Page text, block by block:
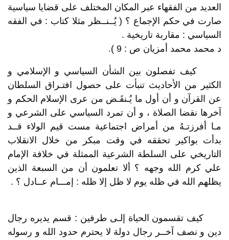
العديد من الفقهاء عبر المكان المختلف على قضايا سياسية
صارت في حكم الإجماع ؟ ( يُــنــظر مثلا كتاب : في الفقه
السياسي : مقاربة تاريخية .
د محمد محمد أمزيان ص : 9 ).
كيف تفصلون بين الشأن السياسي و الإسلامي و
الكثير من الأحاديث تنبأت على حصول افتـراق السلطان
عن القرآن و أن أول ما يُـنقَـض من عرى الإسلام الحكم و
آخرها نقضا الصلاة ، و أن تمرد السياسي على الشرعي و
مـا أفرزتـهُ من أمراض اجتماعية مست قيم الولاء قــد
بدأت بواكير تحققه في وقت مبكر من خلال الانقلاب
التاريخي على السلطة الشرعية الممثلة في خلافة الإمام
علي كرم الله وجهه ؟ ألا تعلمون أن من السبعة الذين
يظلهم الله في ظله يوم لا ظل إلا ظله : إمـــام عــادل ؟ .
كيف تقسمون الحياة إلـى طرفين : قسم يديره رجال
دين و نصف آخــر رجال دولة لا يحترم حدود الله و رسوله